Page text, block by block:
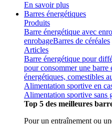
En savoir plus
Barres énergétiques
Produits
Barre énergétique avec
enrobageBarres de céréales
Articles
Barre énergétique pour
pour consommer une barre
énergétiques, comestibles
Alimentation sportive en
Alimentation sportive sans
Top 5 des meilleures
Pour un entraînement ou